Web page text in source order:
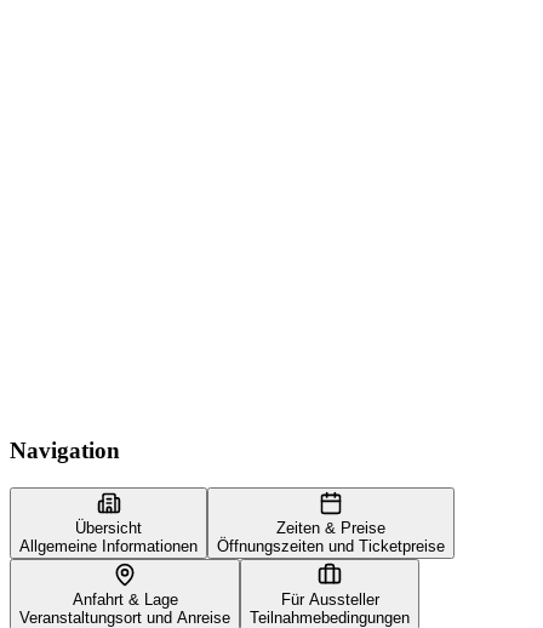
Navigation
Übersicht
Allgemeine Informationen
Zeiten & Preise
Öffnungszeiten und Ticketpreise
Anfahrt & Lage
Veranstaltungsort und Anreise
Für Aussteller
Teilnahmebedingungen